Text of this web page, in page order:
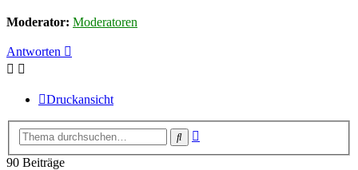
Moderator: Moderatoren
Antworten
Druckansicht
Suche
90 Beiträge